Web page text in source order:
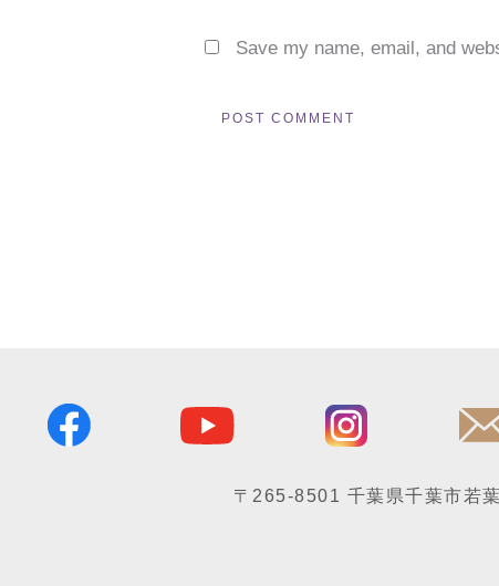
Save my name, email, and
〒265-8501 千葉県千葉市若